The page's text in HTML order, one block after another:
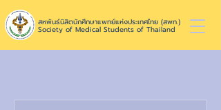
สหพันธ์นิสิตนักศึกษาแพทย์แห่งประเทศไทย (สพท.)
Society of Medical Students of Thailand